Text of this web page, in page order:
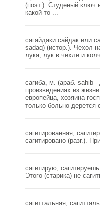
(поэт.). Студеный ключ
какой-то ...
сагайдаки сайдак или
sadaq) (истор.). Чехол
лука; лук в чехле и
сагиба, м. (араб. sahib
произведениях из
европейца, хозяина-
только больно дерется
сагитированная,
сагитировано (разг.).
сагитирую,
Этого (старика) не
сагиттальная,